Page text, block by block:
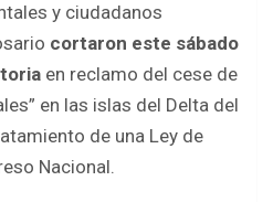
y ciudadanos
cortaron este sábado
en reclamo del cese de
en las islas del Delta del
de una Ley de
Nacional.